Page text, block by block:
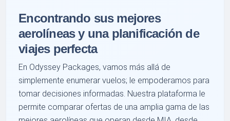
Encontrando sus mejores
aerolíneas y una planificación de
viajes perfecta
En Odyssey Packages, vamos más allá de
simplemente enumerar vuelos; le empoderamos para
tomar decisiones informadas. Nuestra plataforma le
permite comparar ofertas de una amplia gama de las